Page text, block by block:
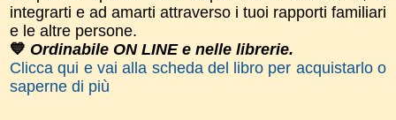
integrarti e ad amarti attraverso i tuoi rapporti familiari
e le altre persone.
💙 Ordinabile ON LINE e nelle librerie.
Clicca qui e vai alla scheda del libro per acquistarlo o
saperne di più